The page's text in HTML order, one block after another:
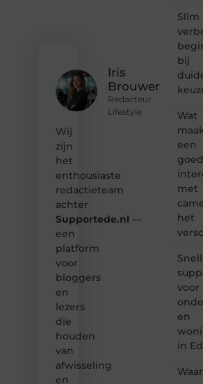
Iris
Brouwer
Redacteur
Lifestyle
Wij
zijn
het
enthousiaste
redactieteam
achter
Supportede.nl —
een
platform
voor
bloggers
en
lezers
die
houden
van
afwisseling
en
Slim
bij
Wat
een
met
het
voor
en
in